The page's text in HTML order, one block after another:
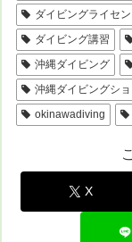
ダイビングライセ
ダイビング講習
沖縄ダイビング
沖縄ダイビングシ
okinawadiving
X